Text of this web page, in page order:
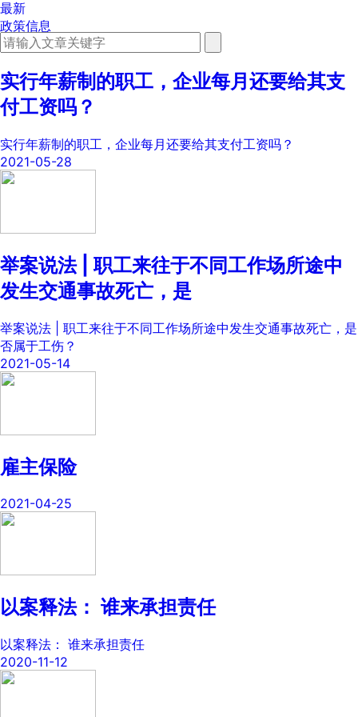
最新
政策信息
HR学堂
实行年薪制的职工，企业每月还要给其支
付工资吗？
实行年薪制的职工，企业每月还要给其支付工资吗？
2021-05-28
举案说法 | 职工来往于不同工作场所途中
发生交通事故死亡，是
举案说法 | 职工来往于不同工作场所途中发生交通事故死亡，是
否属于工伤？
2021-05-14
雇主保险
2021-04-25
以案释法： 谁来承担责任
以案释法： 谁来承担责任
2020-11-12